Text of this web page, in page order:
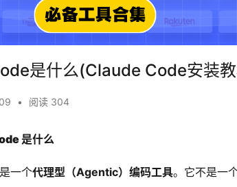
是什么(Claude Code安装
• 阅读 304
是什么
一个代理型（Agentic）编码工具。它不是一